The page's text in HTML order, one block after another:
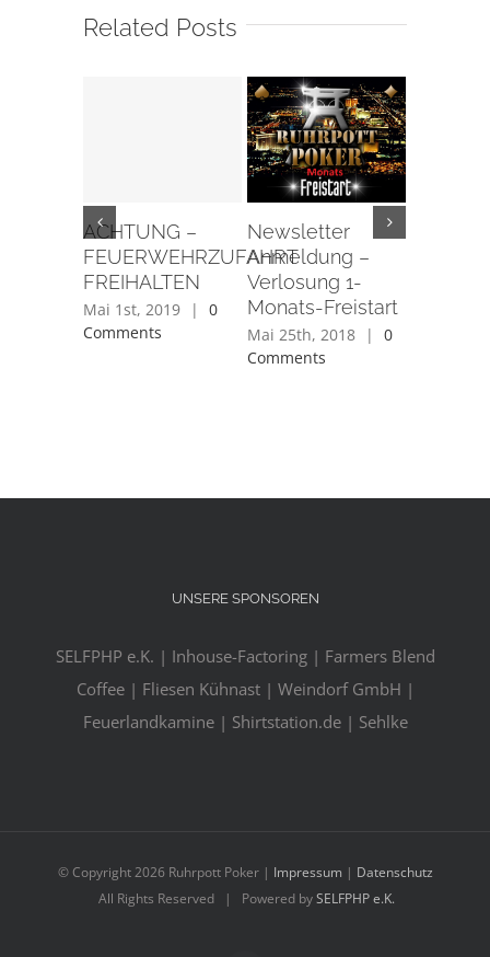
Related Posts
ACHTUNG –
FEUERWEHRZUFAHRT
FREIHALTEN
Mai 1st, 2019 |
0
Comments
Newsletter
Anmeldung –
Verlosung 1-
Monats-Freistart
Mai 25th, 2018 |
0
Comments
UNSERE SPONSOREN
SELFPHP e.K. | Inhouse-Factoring | Farmers Blend
Coffee | Fliesen Kühnast | Weindorf GmbH |
Feuerlandkamine | Shirtstation.de | Sehlke
© Copyright2026 Ruhrpott Poker | Impressum | Datenschutz
All Rights Reserved | Powered bySELFPHP e.K.